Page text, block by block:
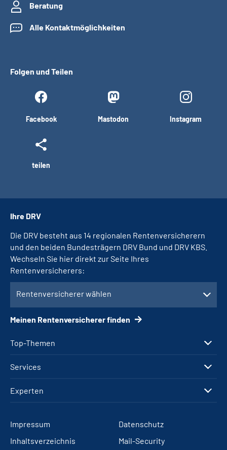
Beratung
Alle Kontaktmöglichkeiten
Folgen und Teilen
Facebook Mastodon Instagram
teilen
Top-Themen
Services
Experten
Ihre DRV
Die DRV besteht aus 14 regionalen Rentenversicherern
und den beiden Bundesträgern DRV Bund und DRV KBS.
Wechseln Sie hier direkt zur Seite Ihres
Rentenversicherers:
Rentenversicherer wählen
Meinen Rentenversicherer finden
Impressum
Datenschutz
Inhaltsverzeichnis
Mail-Security